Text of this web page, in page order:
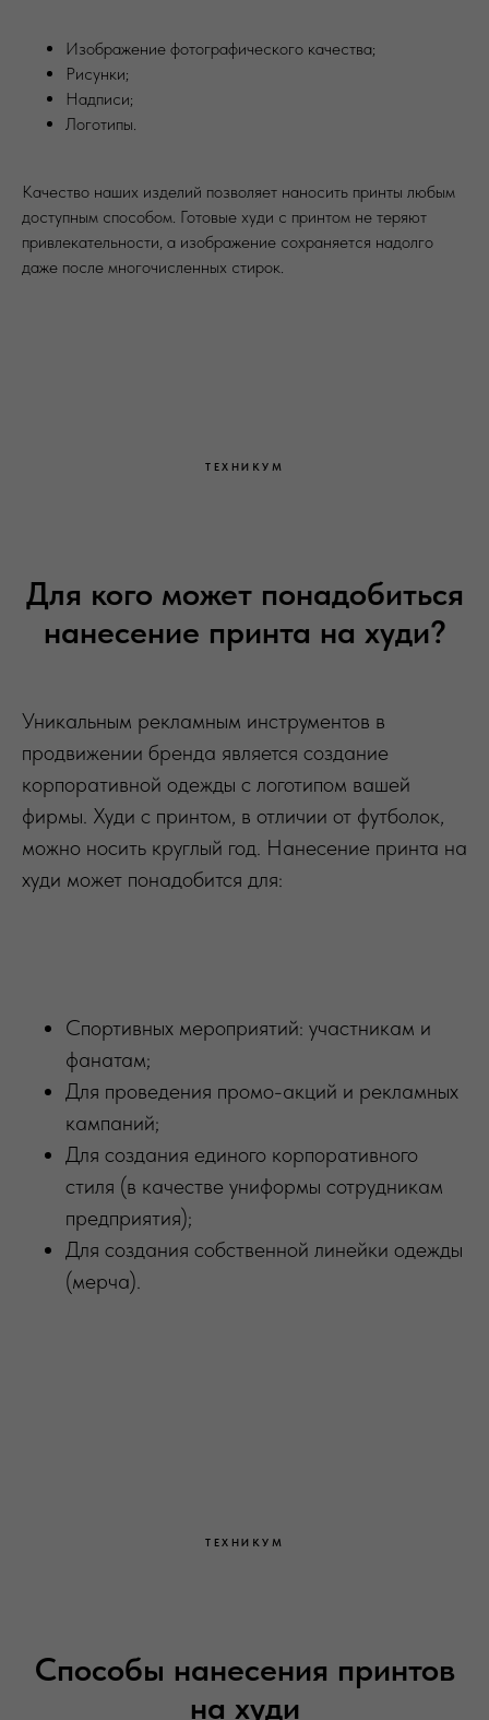
Изображение фотографического качества;
Рисунки;
Надписи;
Логотипы.
Качество наших изделий позволяет наносить принты любым
доступным способом. Готовые худи с принтом не теряют
привлекательности, а изображение сохраняется надолго
даже после многочисленных стирок.
ТЕХНИКУМ
Для кого может понадобиться
нанесение принта на худи?
Уникальным рекламным инструментов в
продвижении бренда является создание
корпоративной одежды с логотипом вашей
фирмы. Худи с принтом, в отличии от футболок,
можно носить круглый год. Нанесение принта на
худи может понадобится для:
Спортивных мероприятий: участникам и
фанатам;
Для проведения промо-акций и рекламных
кампаний;
Для создания единого корпоративного
стиля (в качестве униформы сотрудникам
предприятия);
Для создания собственной линейки одежды
(мерча).
ТЕХНИКУМ
Способы нанесения принтов
на худи